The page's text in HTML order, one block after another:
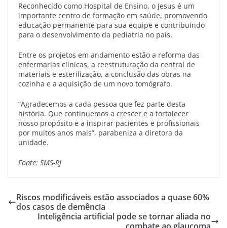
Reconhecido como Hospital de Ensino, o Jesus é um
importante centro de formação em saúde, promovendo
educação permanente para sua equipe e contribuindo
para o desenvolvimento da pediatria no país.
Entre os projetos em andamento estão a reforma das
enfermarias clínicas, a reestruturação da central de
materiais e esterilização, a conclusão das obras na
cozinha e a aquisição de um novo tomógrafo.
“Agradecemos a cada pessoa que fez parte desta
história. Que continuemos a crescer e a fortalecer
nosso propósito e a inspirar pacientes e profissionais
por muitos anos mais”, parabeniza a diretora da
unidade.
Fonte: SMS-RJ
Riscos modificáveis estão associados a quase 60%
dos casos de demência
Inteligência artificial pode se tornar aliada no